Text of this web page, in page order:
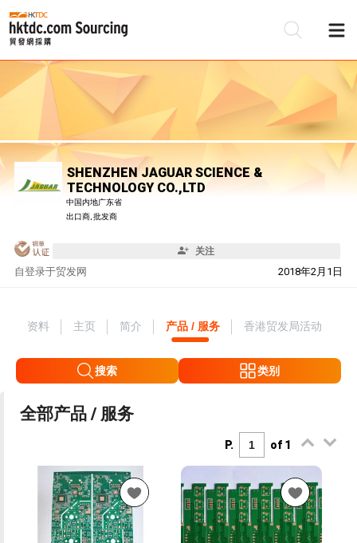
SHENZHEN JAGUAR SCIENCE &
TECHNOLOGY CO.,LTD
中国内地广东省
出口商, 批发商
关注
自 2018年2月1日
登录于贸发网
资料 主页 简介 产品 / 服务 香港贸发局活动
搜索 类别
全部产品 / 服务
P. of 1